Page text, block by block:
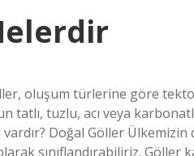
oluşum türlerine göre
tatlı, tuzlu, acı veya
Doğal Göller
sınıflandırabiliriz. Göller